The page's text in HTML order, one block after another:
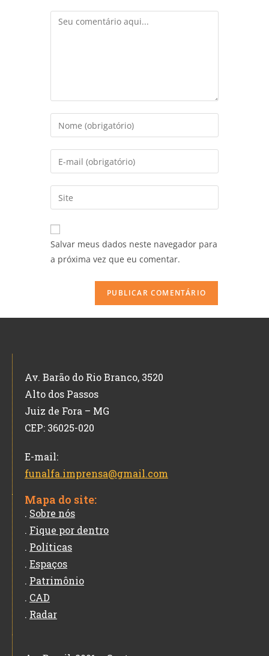
Salvar meus dados neste navegador para
a próxima vez que eu comentar.
Av. Barão do Rio Branco, 3520
Alto dos Passos
Juiz de Fora – MG
CEP: 36025-020
E-mail:
funalfa.imprensa@gmail.com
Mapa do site:
. Sobre nós
. Fique por dentro
. Políticas
. Espaços
. Patrimônio
. CAD
. Radar